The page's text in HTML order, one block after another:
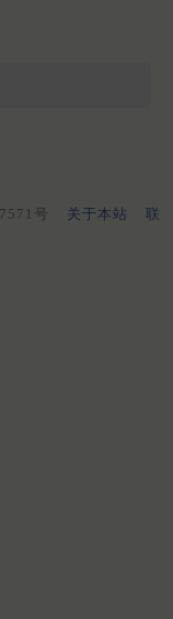
号 关于本站
联